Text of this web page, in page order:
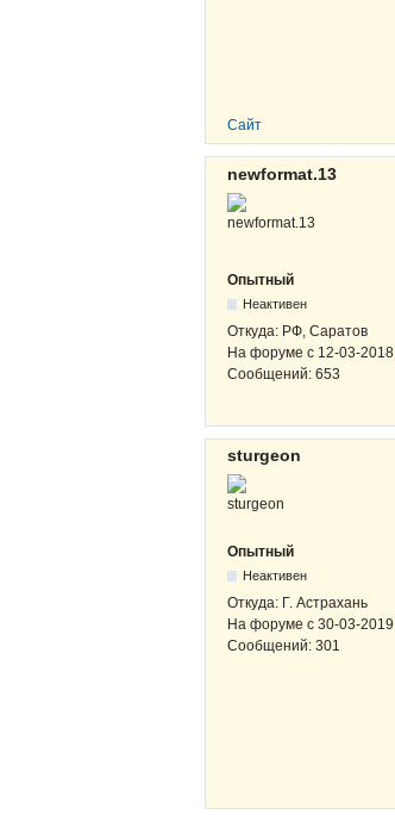
Сайт
newformat.13
Опытный
Неактивен
Откуда: РФ, Саратов
На форуме с 12-03-2018
Сообщений: 653
sturgeon
Опытный
Неактивен
Откуда: Г. Астрахань
На форуме с 30-03-2019
Сообщений: 301